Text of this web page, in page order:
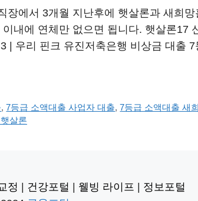
에서 3개월 지난후에 햇살론과 새희
내에 연체만 없으면 됩니다. 햇살론17
| 우리 핀크 유진저축은행 비상금 대출
,7등급 소액대출 사업자 대출,7등급 소액대출 새
살론
정 건강포털 웰빙 라이프
정보포털